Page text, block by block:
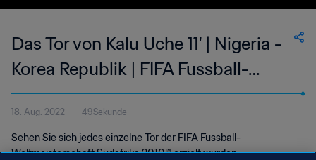
Das Tor von Kalu Uche 11' | Nigeria -
Korea Republik | FIFA Fussball-
Weltmeisterschaft Südafrika 2010™
18. Aug. 2022 49Sekunde
Sehen Sie sich jedes einzelne Tor der FIFA Fussball-
Weltmeisterschaft Südafrika 2010™ erzielt wurden.